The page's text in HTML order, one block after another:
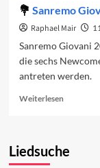
Sanremo
Raphael Mair
Sanremo Giovani
die sechs
antreten werden.
WeiterlesenRead
Giovani
Liedsuche